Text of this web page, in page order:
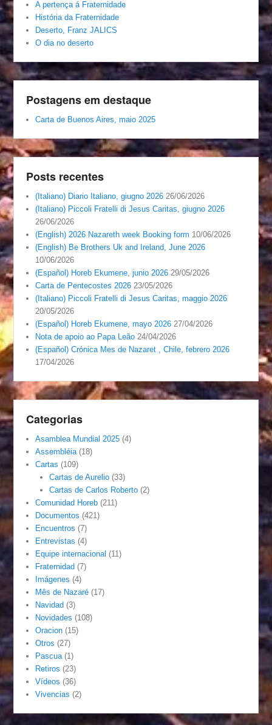
A pertença á Fraternidade
História da Fraternidade
Deserto, Franz JALICS
O dia no deserto
Postagens em destaque
Carta de Buenos Aires, maio 2025
Posts recentes
(Italiano) Diario Italiano, giugno 2026 26/06/2026
(Italiano) Piccoli Fratelli di Jesus Caritas, giugno 2026
26/06/2026
(English) 2026 Nazareth week Booking form 10/06/2026
(English) Be Brothers Uk and Ireland, June 2026
10/06/2026
(Español) Horeb Ekumene, junio 2026 29/05/2026
Carta de Pentecostes 2026 23/05/2026
(Italiano) Piccoli Fratelli di Jesus Caritas, maggio 2026
20/05/2026
(Español) Horeb Ekumene, mayo 2026 27/04/2026
Nota de apoio ao Papa Leão 24/04/2026
(Español) Crónica Mes de Nazaret , Chile, febrero 2026
17/04/2026
Categorias
Asamblea Mundial 2025 (4)
Assembléia (18)
Cartas (109)
Cartas de Aurelio(33)
Cartas de Carlos Roberto(2)
Comunidad Horeb (211)
Documentos (421)
Encuentros (7)
Entrevistas (4)
Equipe internacional (11)
Fraternidad (7)
Imágenes (4)
Mês de Nazaré (17)
Navidad (3)
Novidades (108)
Oracion (15)
Otros (27)
Pascua (1)
Retiros (23)
Vídeos (36)
Vivencias (2)